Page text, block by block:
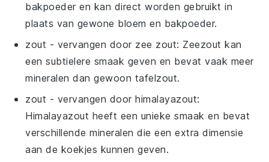
bakpoeder en kan direct worden gebruikt in
plaats van gewone bloem en bakpoeder.
zout - vervangen door zee zout: Zeezout kan
een subtielere smaak geven en bevat vaak meer
mineralen dan gewoon tafelzout.
zout - vervangen doorhimalayazout:
Himalayazout heeft een unieke smaak en bevat
verschillende mineralen die een extra dimensie
aan de koekjes kunnen geven.